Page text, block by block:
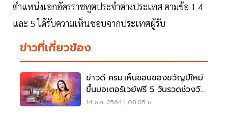
ตำแหน่งเอกอัครราชทูตประจำต่างประเทศ ตามข้อ 1 4
และ 5 ได้รับความเห็นชอบจากประเทศผู้รับ
ข่าวที่เกี่ยวข้อง
ข่าวดี ครม.เห็นชอบของขวัญปีใหม่
ขึ้นมอเตอร์เวย์ฟรี 5 วันรวดช่วงวัน
หยุดยาว
14 ธ.ค. 2564 | 08:05 น.